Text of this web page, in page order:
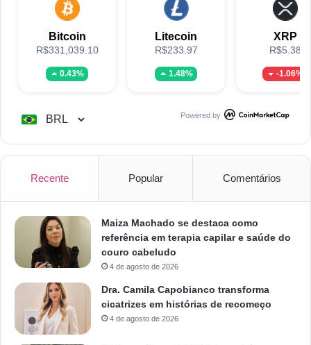
Bitcoin
R$331,039.10
0.43%
Litecoin
R$233.97
1.48%
XRP
R$5.38
-1.06%
Powered by
Recente Popular Comentários
Maiza Machado se destaca como
referência em terapia capilar e saúde do
couro cabeludo
4 de agosto de 2026
Dra. Camila Capobianco transforma
cicatrizes em histórias de recomeço
4 de agosto de 2026